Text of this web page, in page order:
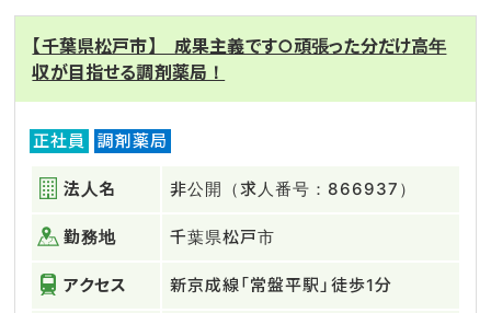
【千葉県松戸市】 成果主義です○頑張った分だけ高年
収が目指せる調剤薬局！
正社員 調剤薬局
法人名 非公開（求人番号：866937）
勤務地 千葉県松戸市
アクセス 新京成線「常盤平駅」徒歩1分